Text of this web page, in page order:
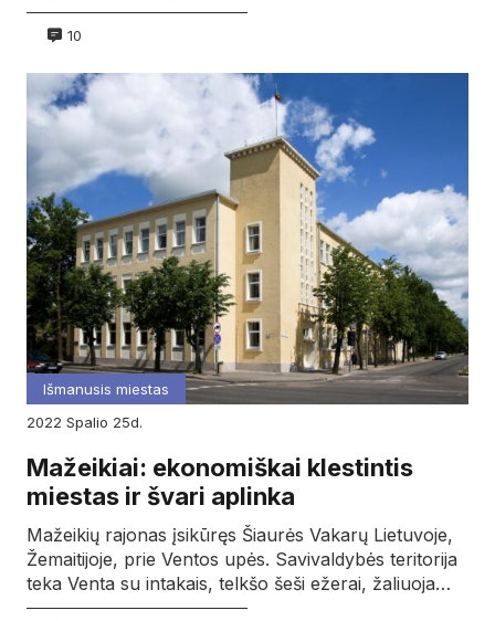
10
Išmanusis miestas
2022
spalio 25d.
Mažeikiai: ekonomiškai klestintis
miestas ir švari aplinka
Mažeikių rajonas įsikūręs Šiaurės Vakarų Lietuvoje,
Žemaitijoje, prie Ventos upės. Savivaldybės teritorija
teka Venta su intakais, telkšo šeši ežerai, žaliuoja…